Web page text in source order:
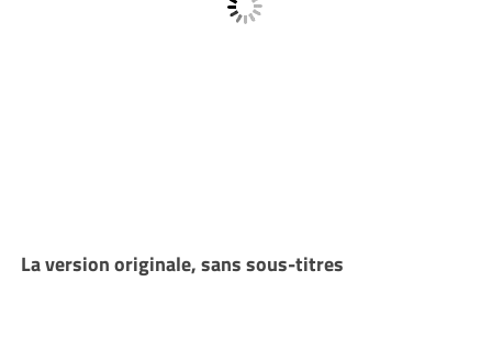
La version originale, sans sous-titres